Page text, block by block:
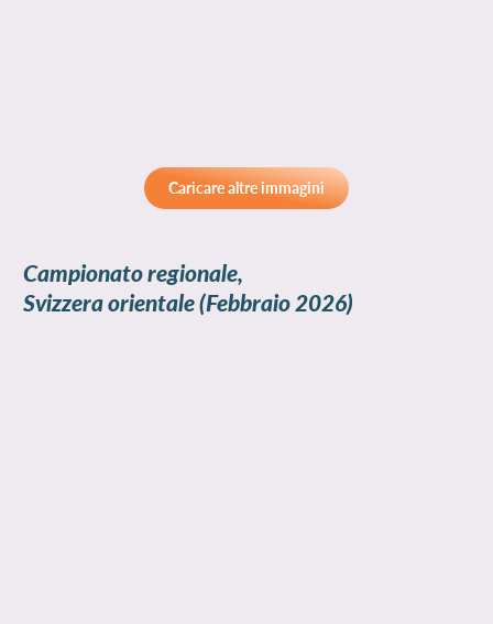
Caricare altre immagini
Campionato regionale,
Svizzera orientale(Febbraio 2026)